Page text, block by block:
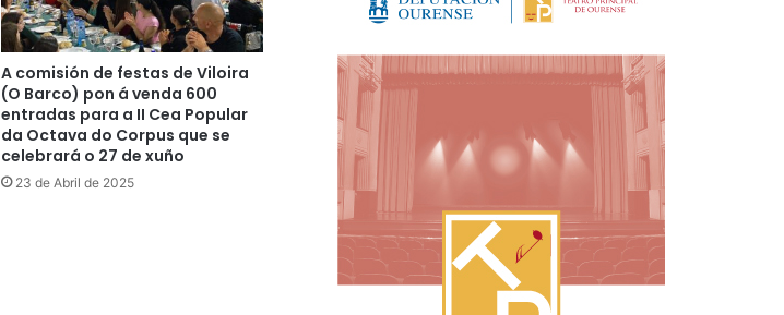
A comisión de festas de Viloira
(O Barco) pon á venda 600
entradas para a II Cea Popular
da Octava do Corpus que se
celebrará o 27 de xuño
23 de Abril de 2025